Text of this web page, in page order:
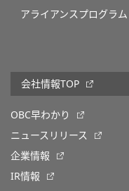
アライアンスプログラム
会社情報TOP
OBC早わかり
ニュースリリース
企業情報
IR情報